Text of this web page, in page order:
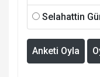
Selahattin
Anketi Oyla